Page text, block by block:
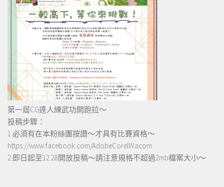
第一屆CG達人練武功開跑拉～
投稿步驟：
1.必須有在本粉絲團按讚～才具有比賽資格～
https://www.facebook.com/AdobeCorelWacom
2.即日起至12.28開放投稿～請注意規格不超過2mb檔案大小～